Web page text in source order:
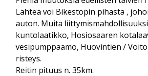
Lähteä voi Bikestopin pihasta ,
auton. Muita
kuntolaatikko, Hosiosaaren
vesipumppaamo, Huovintien /
risteys.
Reitin pituus n. 35km.